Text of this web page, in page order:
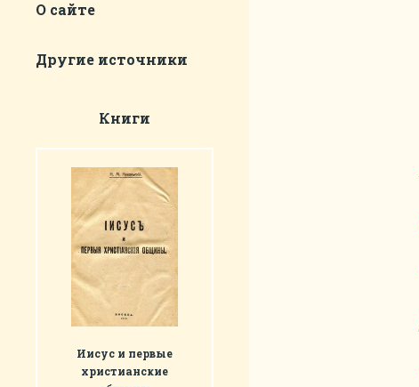
О сайте
Другие источники
Книги
Иисус и первые
христианские